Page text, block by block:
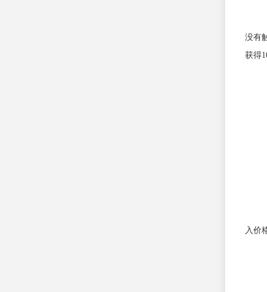
没有
获得
入价